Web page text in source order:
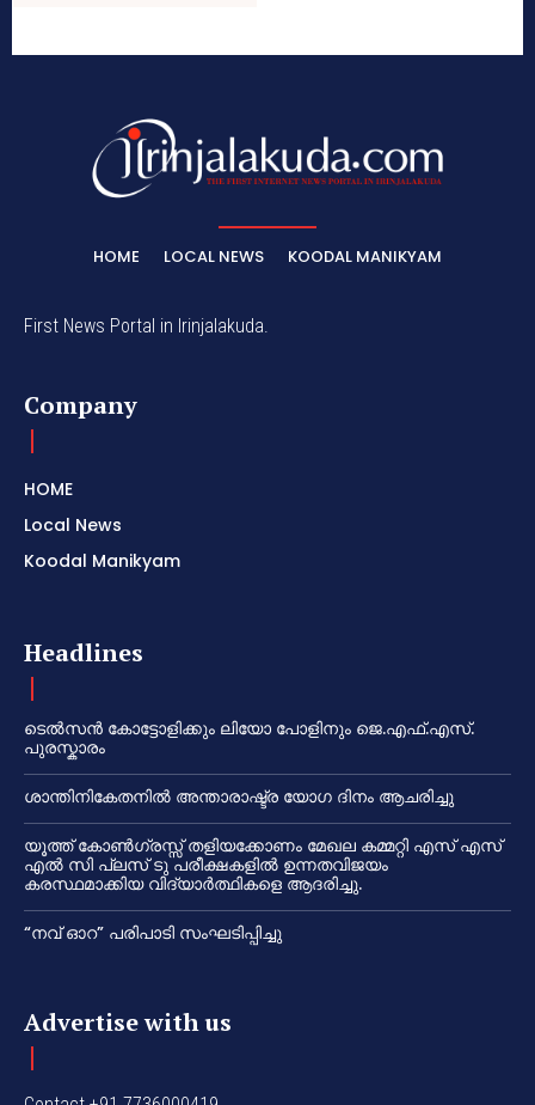
HOME LOCAL NEWS KOODAL MANIKYAM
First News Portal in Irinjalakuda.
Company
HOME
Local News
Koodal Manikyam
Headlines
ടെൽസൻ കോട്ടോളിക്കും ലിയോ പോളിനും ജെ.എഫ്.എസ്.
പുരസ്കാരം
ശാന്തിനികേതനിൽ അന്താരാഷ്ട്ര യോഗ ദിനം ആചരിച്ചു
യൂത്ത് കോൺഗ്രസ്സ് തളിയക്കോണം മേഖല കമ്മറ്റി എസ് എസ്
എൽ സി പ്ലസ് ടു പരീക്ഷകളിൽ ഉന്നതവിജയം
കരസ്ഥമാക്കിയ വിദ്യാർത്ഥികളെ ആദരിച്ചു.
“നവ് ഓറ” പരിപാടി സംഘടിപ്പിച്ചു
Advertise with us